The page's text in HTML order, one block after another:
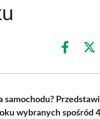
Share
samochodu?
wybranych spośród